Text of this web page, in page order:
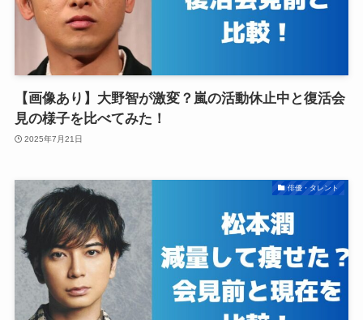
【画像あり】大野智が激変？嵐の活動休止中と復活会
見の様子を比べてみた！
2025年7月21日
俳優・タレント